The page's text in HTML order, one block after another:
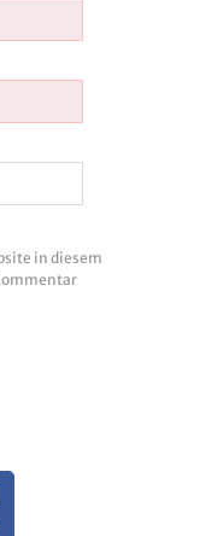
in diesem